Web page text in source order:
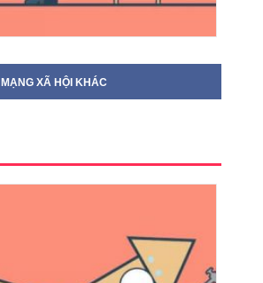
MẠNG XÃ HỘI KHÁC